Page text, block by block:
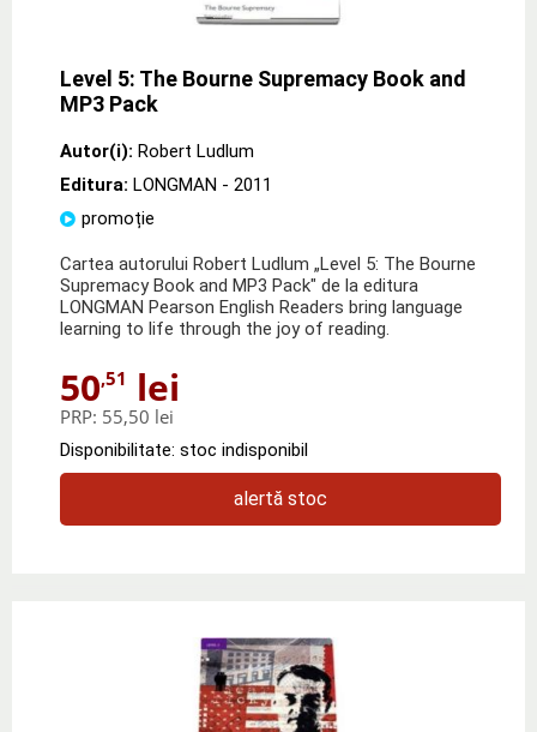
Level 5: The Bourne Supremacy Book and
MP3 Pack
Autor(i): Robert Ludlum
Editura: LONGMAN - 2011
promoție
Cartea autorului Robert Ludlum „Level 5: The Bourne
Supremacy Book and MP3 Pack" de la editura
LONGMAN Pearson English Readers bring language
learning to life through the joy of reading.
50,51 lei
PRP: 55,50 lei
Disponibilitate: stoc indisponibil
alertă stoc